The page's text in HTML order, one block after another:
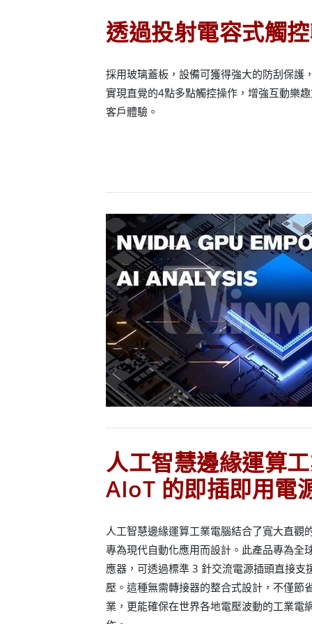
透過投射電容式觸
採用玻璃蓋板，設備可獲得強大的防刮保護
實現直覺的4點多點觸控操作，增強互動樂
客戶體驗。
人工智慧邊緣運算
AIoT 的即插即用電
人工智慧邊緣運算工業電腦結合了寬大直觀
專為現代自動化應用而設計。此產品專為全
應器，可透過標準 3 針交流電源插頭直接支
壓。這種無需轉接器的整合式設計，不僅節
業，更能確保在世界各地電壓波動的工業電